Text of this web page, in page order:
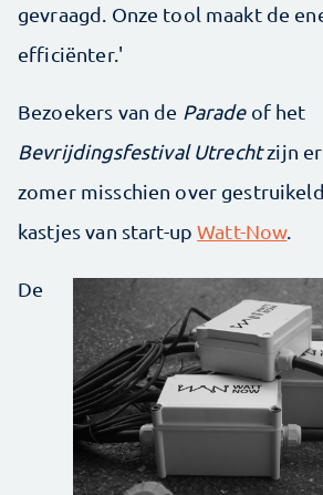
gevraagd. Onze tool maakt de
efficiënter.'
Bezoekers van de Paradeof het
Bevrijdingsfestival Utrechtzijn
zomer misschien over
kastjes van start-upWatt-Now.
De